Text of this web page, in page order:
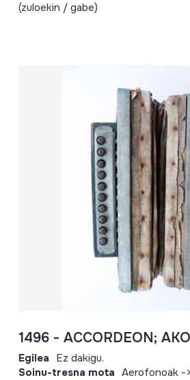
(zuloekin / gabe)
1496 - ACCORDEON;
Egilea Ez dakigu.
Soinu-tresna mota Aerofonoak -